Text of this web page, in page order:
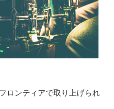
ロンティアで取り上げられ